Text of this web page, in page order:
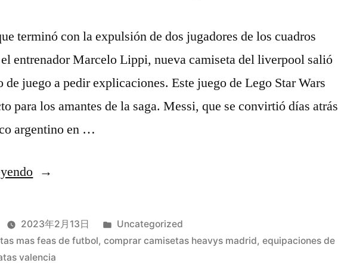
terminó con la expulsión de dos jugadores de los cuadros
entrenador Marcelo Lippi, nueva camiseta del liverpool salió
de juego a pedir explicaciones. Este juego de Lego Star Wars
para los amantes de la saga. Messi, que se convirtió días atrás
argentino en …
«camisetas
jamon»
2023年2月13日
Publicado
en
Uncategorized
mas feas de futbol,comprar camisetas heavys madrid,equipaciones de
valencia